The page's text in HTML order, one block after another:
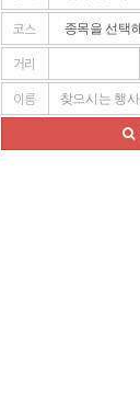
코스
거리
이름